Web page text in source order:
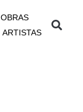
OBRAS
ARTISTAS